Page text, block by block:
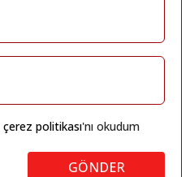
çerez politikası'nı okudum
GÖNDER